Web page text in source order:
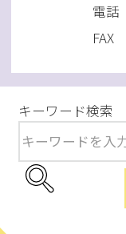
電話
FAX
キーワード検索